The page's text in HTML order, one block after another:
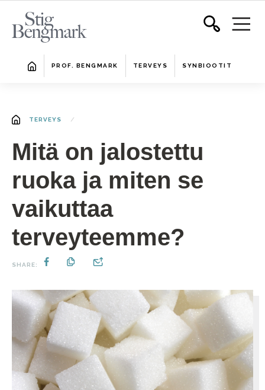
PROF. BENGMARK TERVEYS SYNBIOOTIT
TERVEYS
Mitä on jalostettu
ruoka ja miten se
vaikuttaa
terveyteemme?
SHARE: